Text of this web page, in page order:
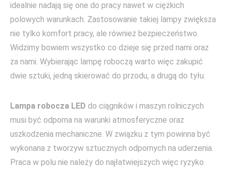
idealnie nadają się one do pracy nawet w ciężkich
polowych warunkach. Zastosowanie takiej lampy zwiększa
nie tylko komfort pracy, ale również bezpieczeństwo.
Widzimy bowiem wszystko co dzieje się przed nami oraz
za nami. Wybierając lampę roboczą warto więc zakupić
dwie sztuki, jedną skierować do przodu, a drugą do tyłu.
Lampa robocza LED do ciągników i maszyn rolniczych
musi być odporna na warunki atmosferyczne oraz
uszkodzenia mechaniczne. W związku z tym powinna być
wykonana z tworzyw sztucznych odpornych na uderzenia.
Praca w polu nie należy do najłatwiejszych więc ryzyko